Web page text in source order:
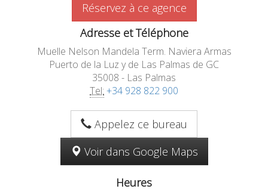
Réservez à ce agence
Adresse et Téléphone
Muelle Nelson Mandela Term. Naviera Armas
Puerto de la Luz y de Las Palmas de GC
35008 - Las Palmas
Tel: +34 928 822 900
Appelez ce bureau
Voir dans Google Maps
Heures